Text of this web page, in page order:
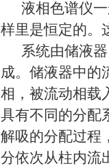
液相色谱仪一
样里是恒定的。
系统由储液器
成。储液器中的
相，被流动相载
具有不同的分配
解吸的分配过程
分依次从柱内流